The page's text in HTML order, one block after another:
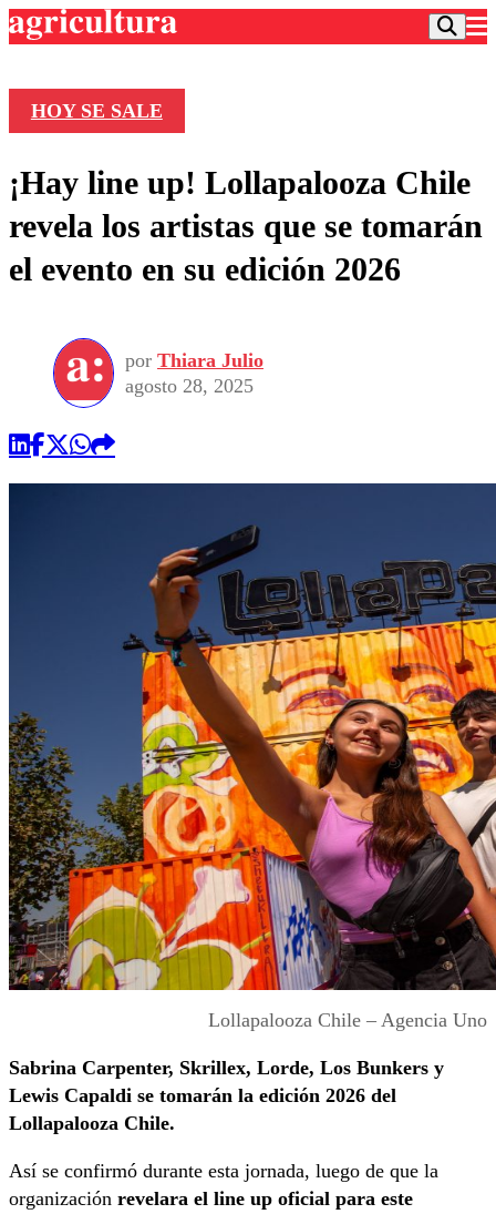
Frecuencias
Agricultura TV
Deportes
Colo Colo
Seleccion Chilena
Torneo Internacional
Universidad de Chile
Entretención
Economía
Internacional
Sustentabilidad
Publicaciones en medios
Opinión
HOY SE SALE
¡Hay line up! Lollapalooza Chile
revela los artistas que se tomarán
el evento en su edición 2026
por Thiara Julio
agosto 28, 2025
Lollapalooza Chile – Agencia Uno
Sabrina Carpenter, Skrillex, Lorde, Los Bunkers y
Lewis Capaldi se tomarán la edición 2026 del
Lollapalooza Chile.
Así se confirmó durante esta jornada, luego de que la
organización revelara el line up oficial para este